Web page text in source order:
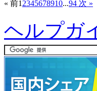
« 前1 2345678910...94 次 »
ヘルプガ